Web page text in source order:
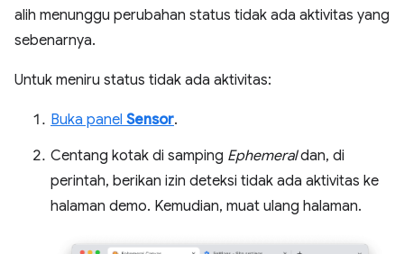
alih menunggu perubahan status tidak ada aktivitas yang
sebenarnya.
Untuk meniru status tidak ada aktivitas:
Buka panel Sensor.
Centang kotak di samping Ephemeraldan, di
perintah, berikan izin deteksi tidak ada aktivitas ke
halaman demo. Kemudian, muat ulang halaman.